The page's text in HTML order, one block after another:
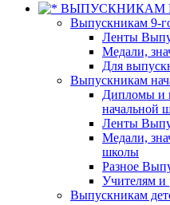
ВЫПУСКНИКАМ
Выпускникам 9-
Ленты
Медали,
Для
Выпускникам
Дипломы и
начальной
Ленты
Медали,
школы
Разное
Учителям и
Выпускникам